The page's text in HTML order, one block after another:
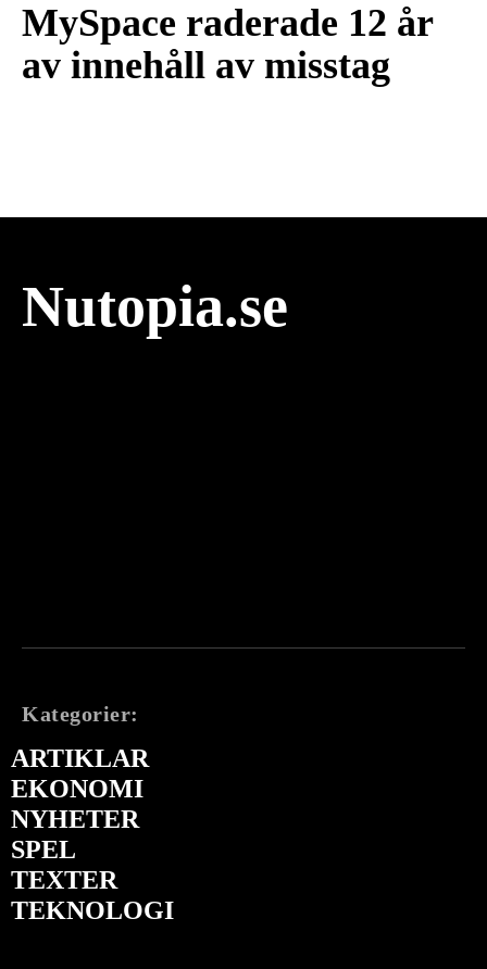
MySpace raderade 12 år
av innehåll av misstag
Nutopia.se
Kategorier:
ARTIKLAR
EKONOMI
NYHETER
SPEL
TEXTER
TEKNOLOGI